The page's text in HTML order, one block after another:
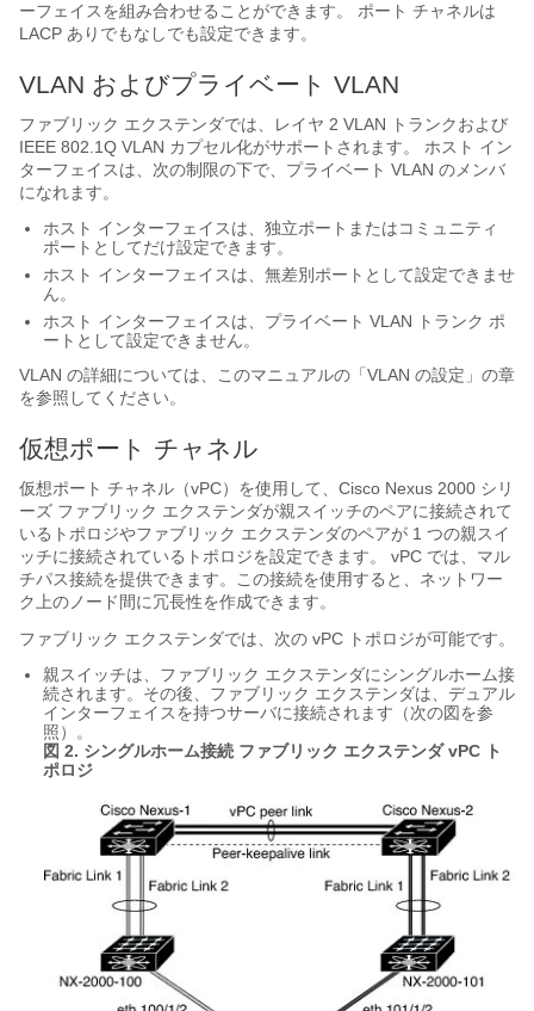
ーフェイスを組み合わせることができます。 ポート チャネルは
LACP ありでもなしでも設定できます。
VLAN およびプライベート VLAN
ファブリック エクステンダでは、レイヤ 2 VLAN トランクおよび
IEEE 802.1Q VLAN カプセル化がサポートされます。 ホスト イン
ターフェイスは、次の制限の下で、プライベート VLAN のメンバ
になれます。
ホスト インターフェイスは、独立ポートまたはコミュニティ
ポートとしてだけ設定できます。
ホスト インターフェイスは、無差別ポートとして設定できませ
ん。
ホスト インターフェイスは、プライベート VLAN トランク ポ
ートとして設定できません。
VLAN の詳細については、このマニュアルの「VLAN の設定」の章
を参照してください。
仮想ポート チャネル
仮想ポート チャネル（vPC）を使用して、 Cisco Nexus 2000 シリ
ーズ ファブリック エクステンダが親スイッチのペアに接続されて
いるトポロジやファブリック エクステンダのペアが 1 つの親スイ
ッチに接続されているトポロジを設定できます。 vPC では、マル
チパス接続を提供できます。この接続を使用すると、ネットワー
ク上のノード間に冗長性を作成できます。
ファブリック エクステンダでは、次の vPC トポロジが可能です。
親スイッチは、 ファブリック エクステンダにシングルホーム接
続されます。その後、ファブリック エクステンダは、デュアル
インターフェイスを持つサーバに接続されます（次の図を参
照）。
図 2. シングルホーム接続 ファブリック エクステンダvPC ト
ポロジ